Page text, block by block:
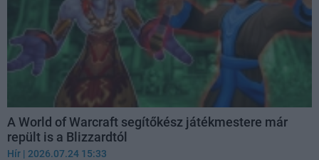
A World of Warcraft segítőkész játékmestere már
repült is a Blizzardtól
Hír | 2026.07.24 15:33